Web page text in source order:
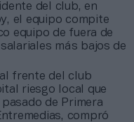
del club, en
el equipo compite
equipo de fuera de
más bajos de
frente del club
riesgo local que
de Primera
compró